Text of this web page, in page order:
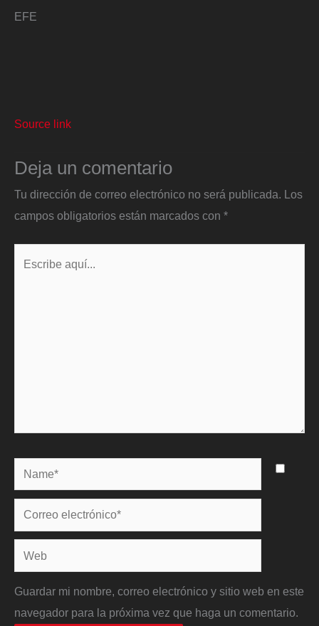
EFE
Source link
Deja un comentario
Tu dirección de correo electrónico no será publicada. Los
campos obligatorios están marcados con *
Name*
Correo
electrónico*
Web
Guardar mi nombre, correo electrónico y sitio web en este
navegador para la próxima vez que haga un comentario.